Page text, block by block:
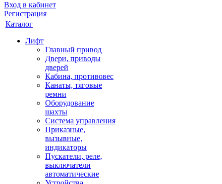
Вход в кабинет
Регистрация
Каталог
Лифт
Главный привод
Двери, приводы
дверей
Кабина, противовес
Канаты, тяговые
ремни
Оборудование
шахты
Система управления
Приказные,
вызывные,
индикаторы
Пускатели, реле,
выключатели
автоматические